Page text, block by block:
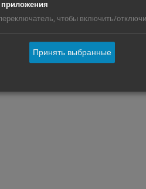
чтобы включить/
Принять выбранные